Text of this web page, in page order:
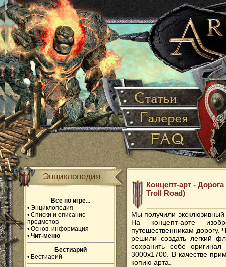
Энциклопедия
Все по игре...
• Энциклопедия
• Списки и описание
предметов
• Основ. информация
• Чит-меню
Бестиарий
• Бестиарий
Концепт-арт -
Troll Road)
Мы получили эксклюзивный
На концепт-арте
путешественникам дорогу.
решили создать легкий
сохранить себе
3000x1700. В качестве
копию арта.